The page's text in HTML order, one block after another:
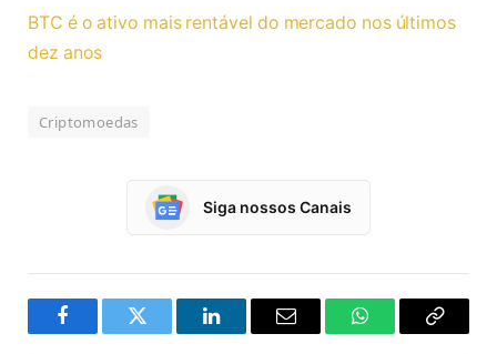
BTC é o ativo mais rentável do mercado nos últimos
dez anos
Criptomoedas
Siga nossos Canais
FacebookTwitter LinkedInEmail WhatsAppCopy